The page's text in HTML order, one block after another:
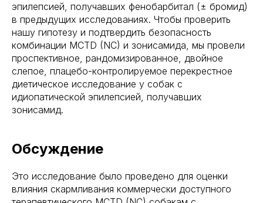
эпилепсией, получавших фенобарбитал (± бромид)
в предыдущих исследованиях. Чтобы проверить
нашу гипотезу и подтвердить безопасность
комбинации MCTD (NC) и зонисамида, мы провели
проспективное, рандомизированное, двойное
слепое, плацебо-контролируемое перекрестное
диетическое исследование у собак с
идиопатической эпилепсией, получавших
зонисамид.
Обсуждение
Это исследование было проведено для оценки
влияния скармливания коммерчески доступного